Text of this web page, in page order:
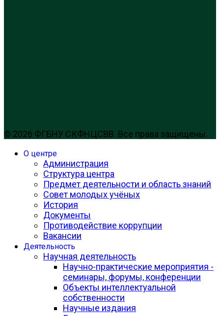
© 2026 ФГБНУ СКФНЦСВВ. Все права защищены.
О центре
Администрация
Структура центра
Предмет деятельности и область знаний
Совет молодых учёных
История
Документы
Противодействие коррупции
Вакансии
Деятельность
Научная деятельность
Научно-практические мероприятия -
семинары, форумы, конференции
Объекты интеллектуальной
собственности
Научные издания